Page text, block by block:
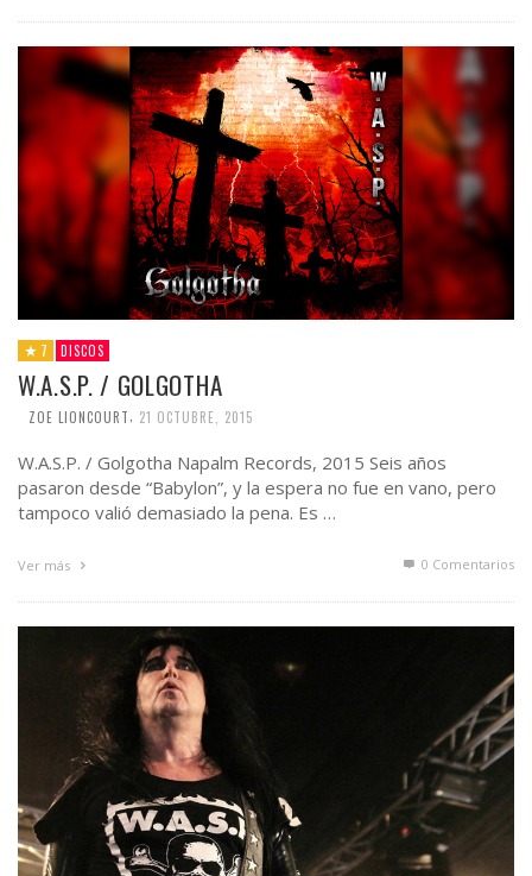
7 DISCOS
W.A.S.P. / GOLGOTHA
ZOE LIONCOURT, 21 OCTUBRE, 2015
W.A.S.P. / Golgotha Napalm Records, 2015 Seis años
pasaron desde “Babylon”, y la espera no fue en vano, pero
tampoco valió demasiado la pena. Es …
Ver más 0 Comentarios